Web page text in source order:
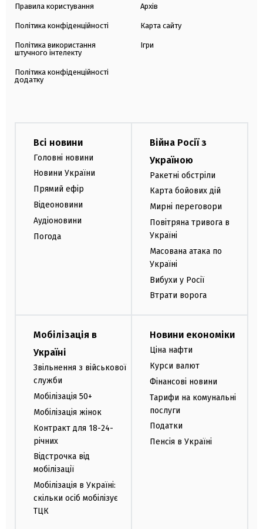
Правила користування
Політика конфіденційності
Політика використання
штучного інтелекту
Політика конфіденційності
додатку
Архів
Карта сайту
Ігри
Всі новини
Головні новини
Новини України
Прямий ефір
Відеоновини
Аудіоновини
Погода
Війна Росії з
Україною
Ракетні обстріли
Карта бойових дій
Мирні переговори
Повітряна тривога в
Україні
Масована атака по
Україні
Вибухи у Росії
Втрати ворога
Мобілізація в
Україні
Звільнення з військової
служби
Мобілізація 50+
Мобілізація жінок
Контракт для 18-24-
річних
Відстрочка від
мобілізації
Мобілізація в Україні:
скільки осіб мобілізує
ТЦК
Новини економіки
Ціна нафти
Курси валют
Фінансові новини
Тарифи на комунальні
послуги
Податки
Пенсія в Україні